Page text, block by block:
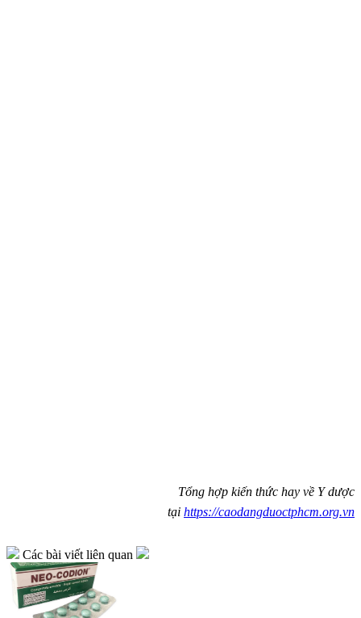
Tổng hợp kiến thức hay về Y dược
tại https://caodangduoctphcm.org.vn
Các bài viết liên quan